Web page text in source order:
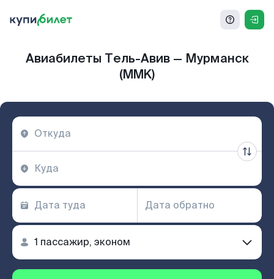
Авиабилеты Тель-Авив — Мурманск
(MMK)